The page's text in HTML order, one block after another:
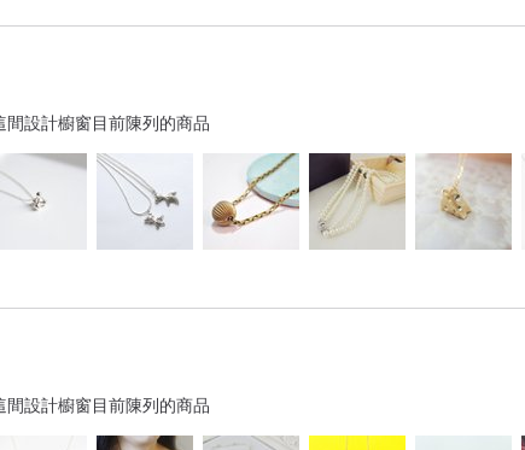
間設計櫥窗目前陳列的商品
間設計櫥窗目前陳列的商品